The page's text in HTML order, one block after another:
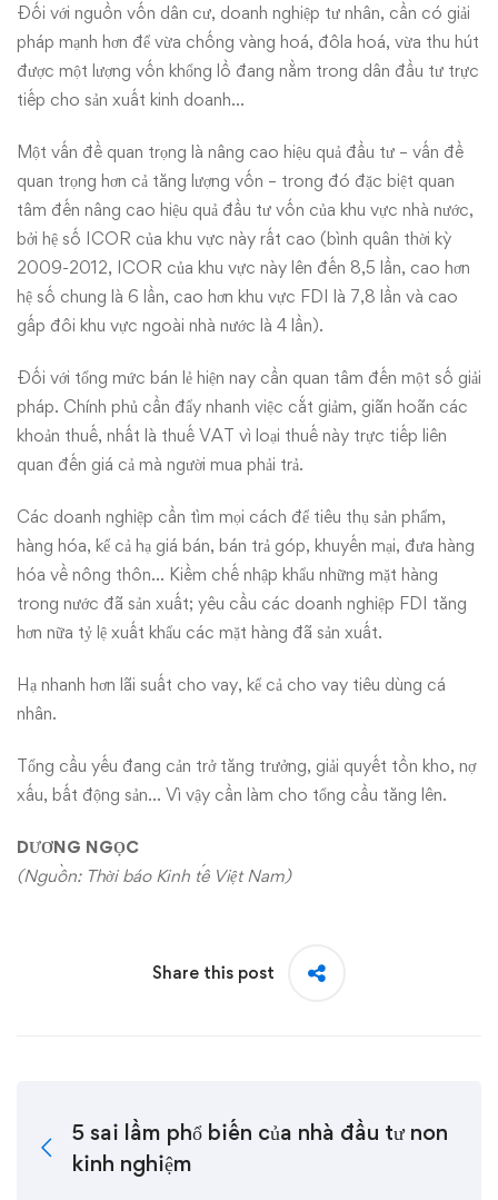
Đối với nguồn vốn dân cư, doanh nghiệp tư nhân, cần có giải
pháp mạnh hơn để vừa chống vàng hoá, đôla hoá, vừa thu hút
được một lượng vốn khổng lồ đang nằm trong dân đầu tư trực
tiếp cho sản xuất kinh doanh…
Một vấn đề quan trọng là nâng cao hiệu quả đầu tư – vấn đề
quan trọng hơn cả tăng lượng vốn – trong đó đặc biệt quan
tâm đến nâng cao hiệu quả đầu tư vốn của khu vực nhà nước,
bởi hệ số ICOR của khu vực này rất cao (bình quân thời kỳ
2009-2012, ICOR của khu vực này lên đến 8,5 lần, cao hơn
hệ số chung là 6 lần, cao hơn khu vực FDI là 7,8 lần và cao
gấp đôi khu vực ngoài nhà nước là 4 lần).
Đối với tổng mức bán lẻ hiện nay cần quan tâm đến một số giải
pháp. Chính phủ cần đẩy nhanh việc cắt giảm, giãn hoãn các
khoản thuế, nhất là thuế VAT vì loại thuế này trực tiếp liên
quan đến giá cả mà người mua phải trả.
Các doanh nghiệp cần tìm mọi cách để tiêu thụ sản phẩm,
hàng hóa, kể cả hạ giá bán, bán trả góp, khuyến mại, đưa hàng
hóa về nông thôn… Kiềm chế nhập khẩu những mặt hàng
trong nước đã sản xuất; yêu cầu các doanh nghiệp FDI tăng
hơn nữa tỷ lệ xuất khẩu các mặt hàng đã sản xuất.
Hạ nhanh hơn lãi suất cho vay, kể cả cho vay tiêu dùng cá
nhân.
Tổng cầu yếu đang cản trở tăng trưởng, giải quyết tồn kho, nợ
xấu, bất động sản… Vì vậy cần làm cho tổng cầu tăng lên.
DƯƠNG NGỌC
(Nguồn: Thời báo Kinh tế Việt Nam)
Share this post
5 sai lầm phổ biến của nhà đầu tư non
kinh nghiệm